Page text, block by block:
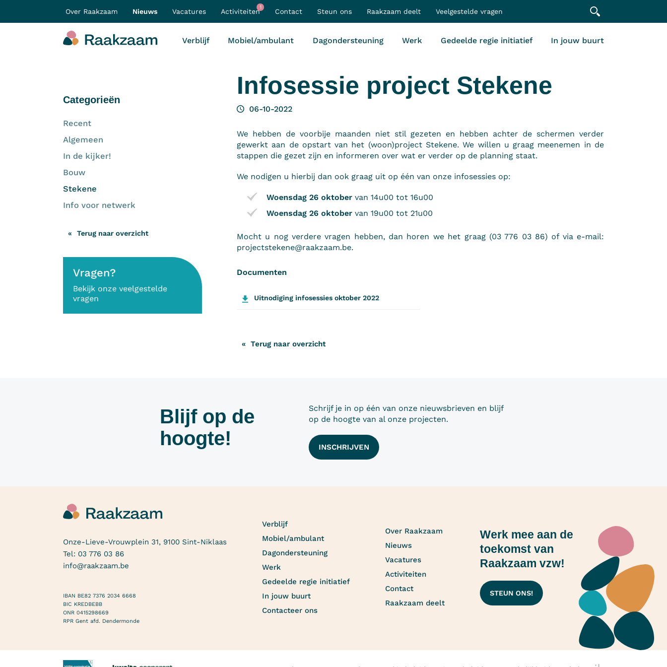
Over Raakzaam Nieuws Vacatures Activiteiten
1
Contact Steun ons Raakzaam deelt Veelgestelde vragen
Verblijf Mobiel/ambulant Dagondersteuning Werk Gedeelde regie initiatief In jouw buurt
Categorieën
Recent
Algemeen
In de kijker!
Bouw
Stekene
Info voor netwerk
Terug naar overzicht
Vragen?
Bekijk onze veelgestelde
vragen
Infosessie project Stekene
06-10-2022
We hebben de voorbije maanden niet stil gezeten en hebben achter de schermen verder
gewerkt aan de opstart van het (woon)project Stekene. We willen u graag meenemen in de
stappen die gezet zijn en informeren over wat er verder op de planning staat.
We nodigen u hierbij dan ook graag uit op één van onze infosessies op:
Woensdag 26 oktober van 14u00 tot 16u00
Woensdag 26 oktober van 19u00 tot 21u00
Mocht u nog verdere vragen hebben, dan horen we het graag (03 776 03 86) of via e-mail:
projectstekene@raakzaam.be.
Documenten
Uitnodiging infosessies oktober 2022
Terug naar overzicht
Blijf op de
hoogte!
Schrijf je in op één van onze nieuwsbrieven en blijf
op de hoogte van al onze projecten.
INSCHRIJVEN
Onze-Lieve-Vrouwplein 31, 9100 Sint-Niklaas
Tel: 03 776 03 86
info@raakzaam.be
IBAN BE82 7376 2034 6668
BIC KREDBEBB
ONR 0415298669
RPR Gent afd. Dendermonde
Verblijf
Mobiel/ambulant
Dagondersteuning
Werk
Gedeelde regie initiatief
In jouw buurt
Contacteer ons
Over Raakzaam
Nieuws
Vacatures
Activiteiten
Contact
Raakzaam deelt
Werk mee aan de
toekomst van
Raakzaam vzw!
STEUN ONS!